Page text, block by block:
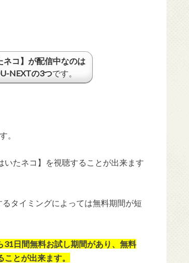
ネコ】が配信中なのは
NEXTの3つです。
。
たネコ】を視聴することが出来ます
タイミングによっては無料期間が短
日間無料お試し期間があり、無料
とが出来ます。